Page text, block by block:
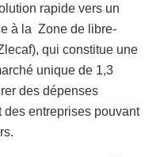
rapide vers un
à la Zone de libre-
qui constitue une
unique de 1,3
des dépenses
entreprises pouvant